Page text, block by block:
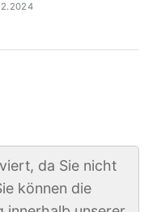
da Sie nicht
können die